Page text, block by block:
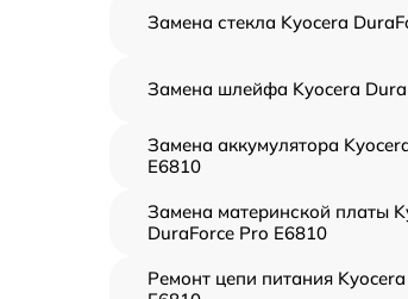
Замена стекла Kyocera
Замена шлейфа Kyocera
Замена аккумулятора
E6810
Замена материнской платы
DuraForce Pro E6810
Ремонт цепи питания